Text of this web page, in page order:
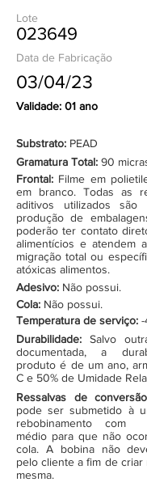
Lote
023649
Data de Fabricação
03/04/23
Validade: 01 ano
Substrato: PEAD
Gramatura Total: 90
Frontal: Filme em
em branco. Todas as
aditivos utilizados
produção de
poderão ter contato
alimentícios e atendem
migração total ou
atóxicas alimentos.
Adesivo: Não possui.
Cola: Não possui.
Temperatura de serviço: -
Durabilidade: Salvo
documentada, a
produto é de um ano,
C e 50% de Umidade
Ressalvas de
pode ser submetido à
rebobinamento com
médio para que não
cola. A bobina não
pelo cliente a fim de criar
mesma.